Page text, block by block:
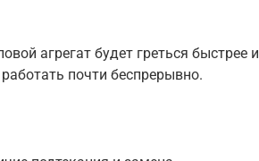
агрегат будет греться быстрее и
почти беспрерывно.